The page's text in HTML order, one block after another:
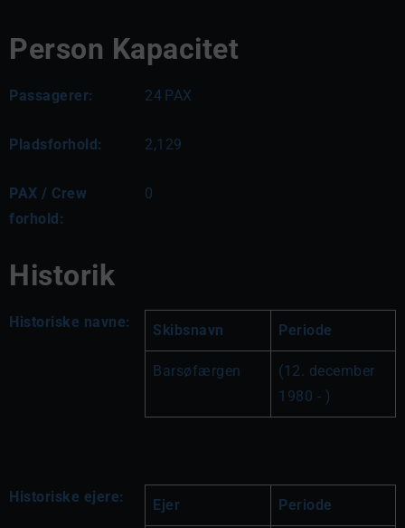
Person Kapacitet
Passagerer: 24 PAX
Pladsforhold: 2,129
PAX / Crew
forhold:
0
Historik
Historiske navne: Skibsnavn Periode
Barsøfærgen
(12. december
1980 - )
Historiske ejere: Ejer Periode